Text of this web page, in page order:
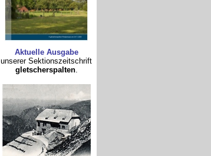
Aktuelle Ausgabe
unserer Sektionszeitschrift
gletscherspalten.